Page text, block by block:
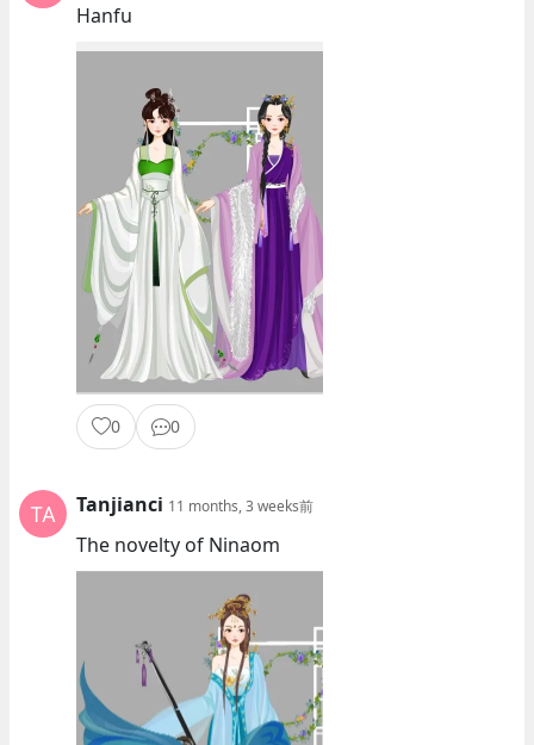
Hanfu
0 0
Tanjianci 11 months, 3 weeks前
The novelty of Ninaom